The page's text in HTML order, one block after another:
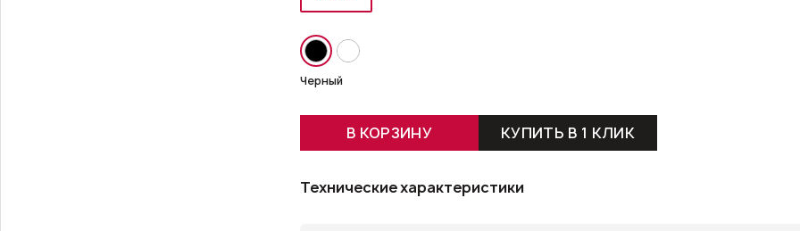
Черный
В КОРЗИНУ КУПИТЬ В 1 КЛИК
Технические характеристики